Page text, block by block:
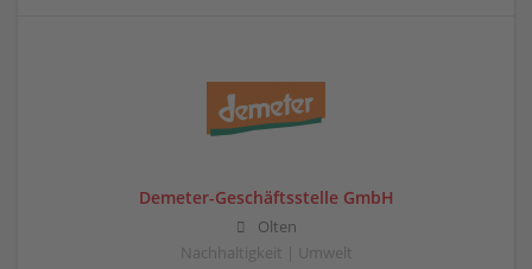
Demeter-Geschäftsstelle GmbH
Olten
Nachhaltigkeit | Umwelt